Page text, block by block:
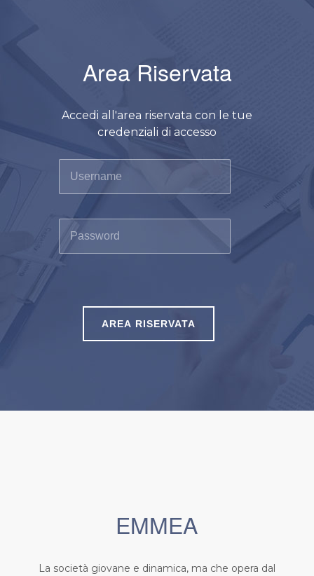
Area Riservata
Accedi all'area riservata con le tue
credenziali di accesso
EMMEA
La società giovane e dinamica, ma che opera dal